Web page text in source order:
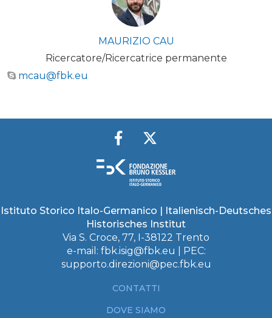
MAURIZIO CAU
Ricercatore/Ricercatrice permanente
mcau@fbk.eu
Istituto Storico Italo-Germanico | Italienisch-Deutsches
Historisches Institut
Via S. Croce, 77, I-38122 Trento
e-mail: fbk.isig@fbk.eu | PEC:
supporto.direzioni@pec.fbk.eu
CONTATTI
DOVE SIAMO